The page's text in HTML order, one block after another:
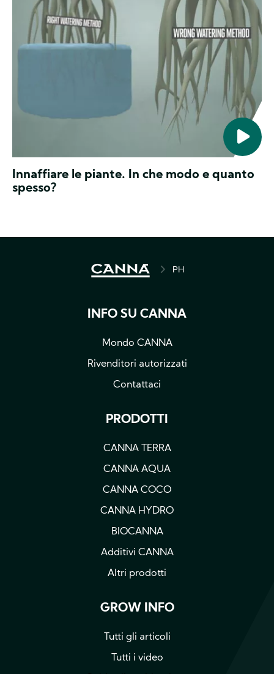
dell’acqua
assorbita
dalla
Innaffiare le piante. In che modo e quanto
spesso?
BREADCRUMB
PH
INFO SU CANNA
Mondo CANNA
Rivenditori autorizzati
Contattaci
PRODOTTI
CANNA TERRA
CANNA AQUA
CANNA COCO
CANNA HYDRO
BIOCANNA
Additivi CANNA
Altri prodotti
GROW INFO
Tutti gli articoli
Tutti i video